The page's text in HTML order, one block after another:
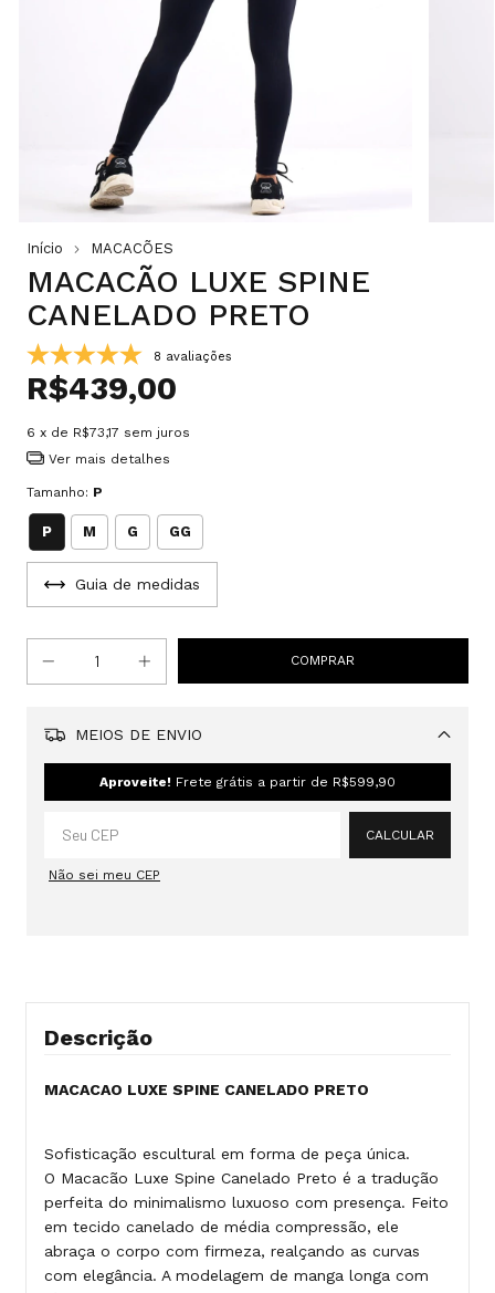
Início MACACÕES
MACACÃO LUXE SPINE
CANELADO PRETO
8 avaliações
R$439,00
6 x de R$73,17 sem juros
Ver mais detalhes
Tamanho: P
P M G GG
Guia de medidas
MEIOS DE ENVIO
Aproveite! Frete grátis a partir de R$599,90
CALCULAR
Não sei meu CEP
Descrição
MACACAO LUXE SPINE CANELADO PRETO
Sofisticação escultural em forma de peça única.
O Macacão Luxe Spine Canelado Preto é a tradução
perfeita do minimalismo luxuoso com presença. Feito
em tecido canelado de média compressão, ele
abraça o corpo com firmeza, realçando as curvas
com elegância. A modelagem de manga longa com